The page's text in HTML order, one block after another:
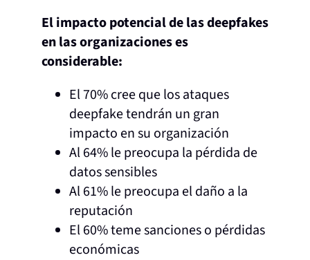
El impacto potencial de las deepfakes
en las organizaciones es
considerable:
El 70% cree que los ataques
deepfake tendrán un gran
impacto en su organización
Al 64% le preocupa la pérdida de
datos sensibles
Al 61% le preocupa el daño a la
reputación
El 60% teme sanciones o pérdidas
económicas